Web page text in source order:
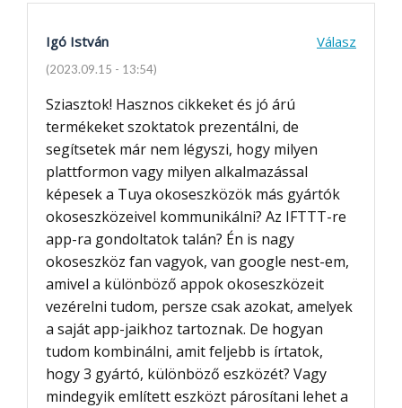
Igó István Válasz
(2023.09.15 - 13:54)
Sziasztok! Hasznos cikkeket és jó árú
termékeket szoktatok prezentálni, de
segítsetek már nem légyszi, hogy milyen
plattformon vagy milyen alkalmazással
képesek a Tuya okoseszközök más gyártók
okoseszközeivel kommunikálni? Az IFTTT-re
app-ra gondoltatok talán? Én is nagy
okoseszköz fan vagyok, van google nest-em,
amivel a különböző appok okoseszközeit
vezérelni tudom, persze csak azokat, amelyek
a saját app-jaikhoz tartoznak. De hogyan
tudom kombinálni, amit feljebb is írtatok,
hogy 3 gyártó, különböző eszközét? Vagy
mindegyik említett eszközt párosítani lehet a